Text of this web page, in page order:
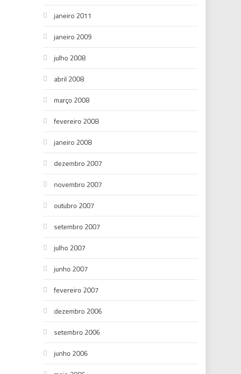
janeiro 2011
janeiro 2009
julho 2008
abril 2008
março 2008
fevereiro 2008
janeiro 2008
dezembro 2007
novembro 2007
outubro 2007
setembro 2007
julho 2007
junho 2007
fevereiro 2007
dezembro 2006
setembro 2006
junho 2006